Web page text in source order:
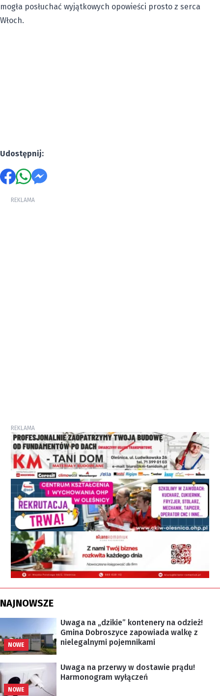
mogła posłuchać wyjątkowych opowieści prosto z serca
Włoch.
Udostępnij:
REKLAMA
REKLAMA
NAJNOWSZE
NOWE
Uwaga na „dzikie” kontenery na odzież!
Gmina Dobroszyce zapowiada walkę z
nielegalnymi pojemnikami
NOWE
Uwaga na przerwy w dostawie prądu!
Harmonogram wyłączeń